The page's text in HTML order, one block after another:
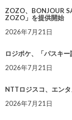
ZOZO、BONJOUR
ZOZO」を提供開始
2026年7月21日
ロジポケ、「パスキ
2026年7月21日
NTTロジスコ、エン
2026年7月21日